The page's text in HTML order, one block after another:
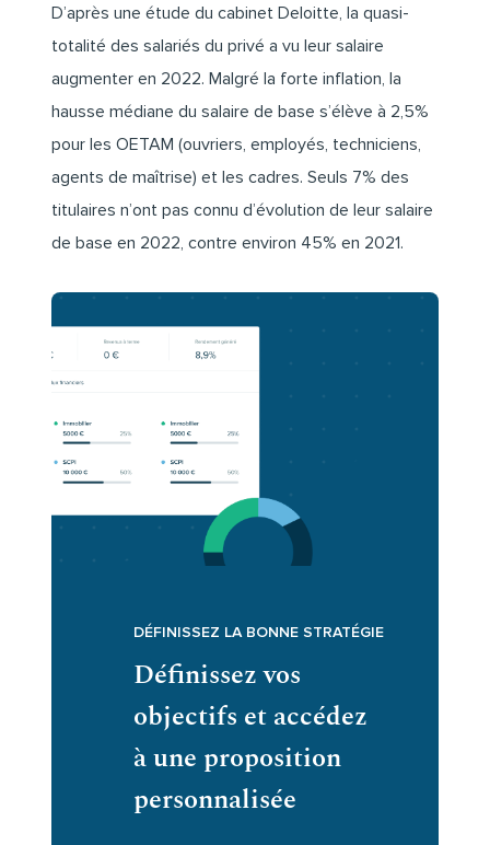
D’après une étude du cabinet Deloitte, la quasi-
totalité des salariés du privé a vu leur salaire
augmenter en 2022. Malgré la forte inflation, la
hausse médiane du salaire de base s’élève à 2,5%
pour les OETAM (ouvriers, employés, techniciens,
agents de maîtrise) et les cadres. Seuls 7% des
titulaires n’ont pas connu d’évolution de leur salaire
de base en 2022, contre environ 45% en 2021.
DÉFINISSEZ LA BONNE STRATÉGIE
Définissez vos
objectifs et accédez
à une proposition
personnalisée